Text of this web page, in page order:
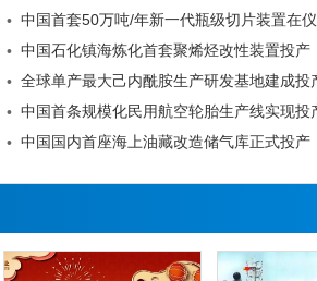
• 中国首套50万吨/年新一代瓶级切片装置在
• 中国石化镇海炼化首套聚烯烃改性装置投产
• 全球单产最大己内酰胺生产研发基地建成投
• 中国首条规模化民用航空轮胎生产线实现投
• 中国国内首座海上油藏改造储气库正式投产